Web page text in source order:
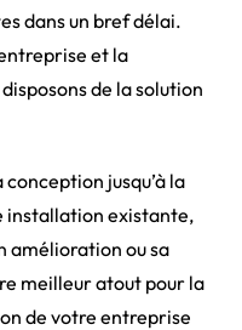
dans un bref délai.
et la
de la solution
conception jusqu’à la
installation existante,
amélioration ou sa
meilleur atout pour la
de votre entreprise